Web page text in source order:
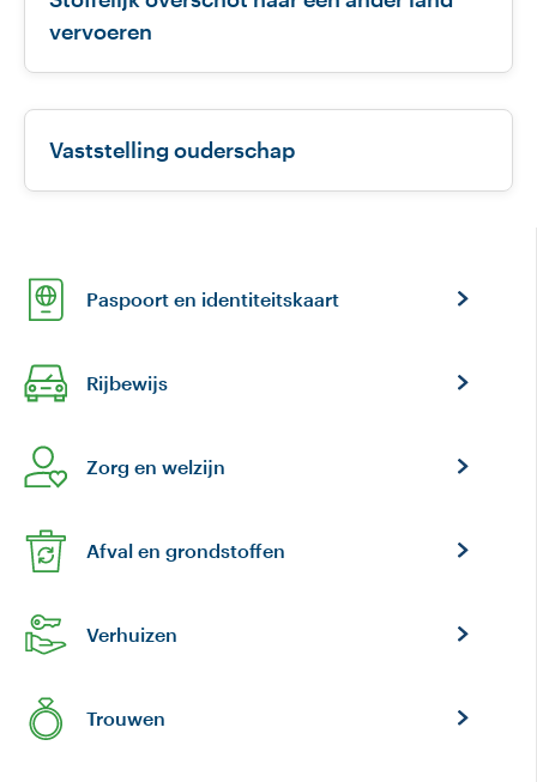
Paspoort en identiteitskaart
Rijbewijs
Zorg en welzijn
Afval en grondstoffen
Verhuizen
Trouwen
vervoeren
Vaststelling ouderschap